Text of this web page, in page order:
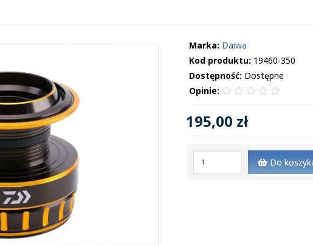
Marka: Daiwa
Kod produktu: 19460-350
Dostępność: Dostępne
Opinie:
195,00 zł
Do